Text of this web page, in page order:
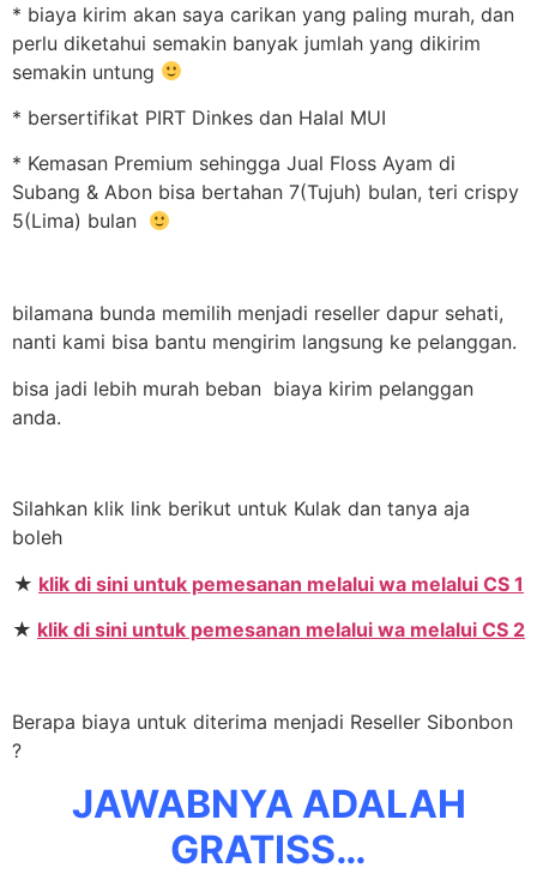
* biaya kirim akan saya carikan yang paling murah, dan
perlu diketahui semakin banyak jumlah yang dikirim
semakin untung
* bersertifikat PIRT Dinkes dan Halal MUI
* Kemasan Premium sehingga Jual Floss Ayam di
Subang & Abon bisa bertahan 7(Tujuh) bulan, teri crispy
5(Lima) bulan
bilamana bunda memilih menjadi reseller dapur sehati,
nanti kami bisa bantu mengirim langsung ke pelanggan.
bisa jadi lebih murah beban biaya kirim pelanggan
anda.
Silahkan klik link berikut untuk Kulak dan tanya aja
boleh
★ klik di sini untuk pemesanan melalui wa melalui CS 1
★ klik di sini untuk pemesanan melalui wa melalui CS 2
Berapa biaya untuk diterima menjadi Reseller Sibonbon
?
JAWABNYA ADALAH
GRATISS…